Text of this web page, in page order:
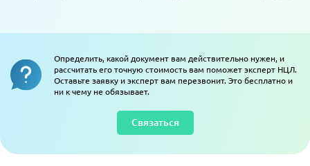
Определить, какой документ вам действительно нужен, и
рассчитать его точную стоимость вам поможет эксперт НЦЛ.
Оставьте заявку и эксперт вам перезвонит. Это бесплатно и
ни к чему не обязывает.
Связаться